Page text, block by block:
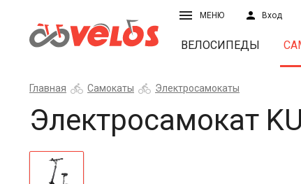
МЕНЮ Вход
ВЕЛОСИПЕДЫ
Главная Самокаты Электросамокаты
Электросамокат